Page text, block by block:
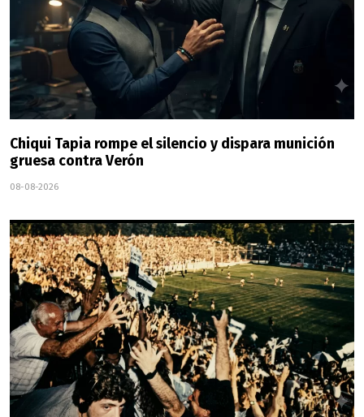
Chiqui Tapia rompe el silencio y dispara munición
gruesa contra Verón
08-08-2026